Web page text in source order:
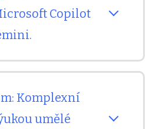
Copilot
AI ve výuce bezpečně a
Komplexní
umělé